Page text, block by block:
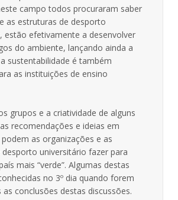
campo todos procuraram saber
as estruturas de desporto
estão efetivamente a desenvolver
do ambiente, lançando ainda a
sustentabilidade é também
as instituições de ensino
grupos e a criatividade de alguns
recomendações e ideias em
as organizações e as
universitário fazer para
mais “verde”. Algumas destas
no 3º dia quando forem
as conclusões destas discussões.